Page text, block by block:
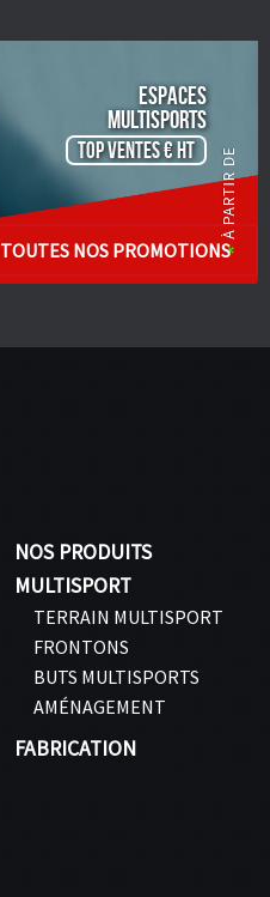
ESPACES
Multisports
TOP VENTES € HT
TOUTES NOS PROMOTIONS
NOS PRODUITS
MULTISPORT
TERRAIN MULTISPORT
FRONTONS
BUTS MULTISPORTS
AMÉNAGEMENT
FABRICATION